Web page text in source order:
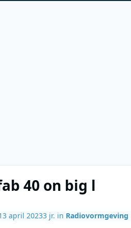
40 on big l
april 20233 jr. in Radiovormgeving